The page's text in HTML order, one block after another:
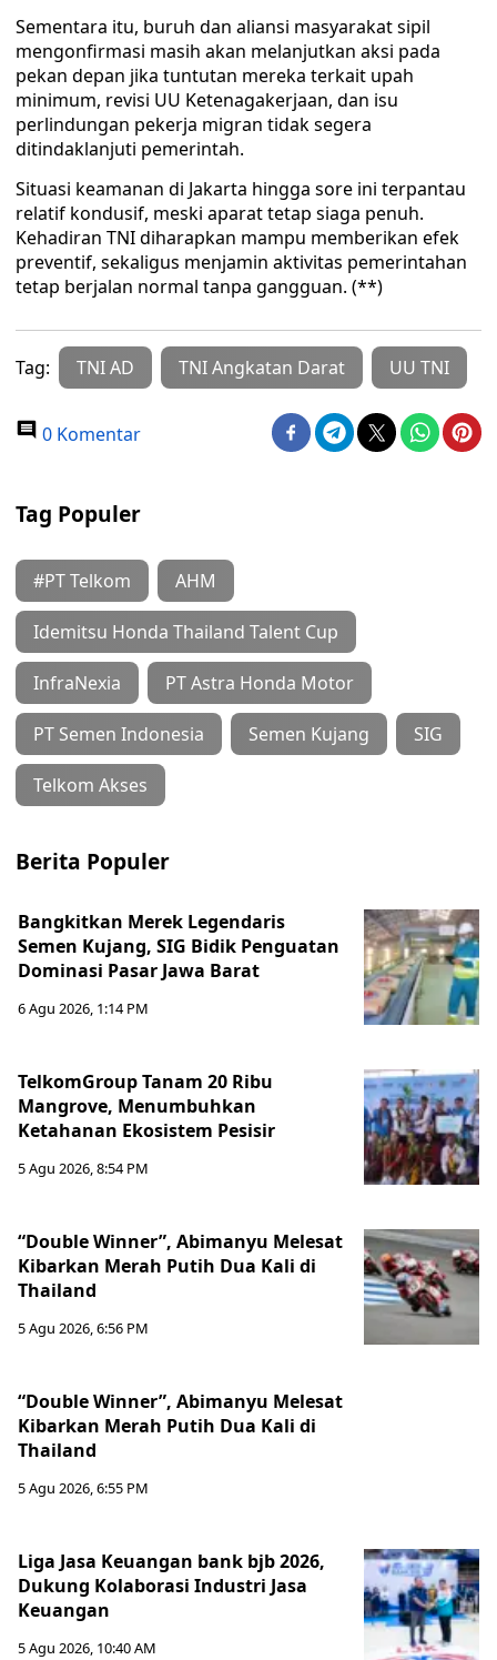
Sementara itu, buruh dan aliansi masyarakat sipil
mengonfirmasi masih akan melanjutkan aksi pada
pekan depan jika tuntutan mereka terkait upah
minimum, revisi UU Ketenagakerjaan, dan isu
perlindungan pekerja migran tidak segera
ditindaklanjuti pemerintah.
Situasi keamanan di Jakarta hingga sore ini terpantau
relatif kondusif, meski aparat tetap siaga penuh.
Kehadiran TNI diharapkan mampu memberikan efek
preventif, sekaligus menjamin aktivitas pemerintahan
tetap berjalan normal tanpa gangguan. (**)
Tag: TNI AD TNI Angkatan Darat UU TNI
0 Komentar
Tag Populer
#PT Telkom AHM
Idemitsu Honda Thailand Talent Cup
InfraNexia PT Astra Honda Motor
PT Semen Indonesia Semen Kujang SIG
Telkom Akses
Berita Populer
Bangkitkan Merek Legendaris
Semen Kujang, SIG Bidik Penguatan
Dominasi Pasar Jawa Barat
6 Agu 2026, 1:14 PM
TelkomGroup Tanam 20 Ribu
Mangrove, Menumbuhkan
Ketahanan Ekosistem Pesisir
5 Agu 2026, 8:54 PM
“Double Winner”, Abimanyu Melesat
Kibarkan Merah Putih Dua Kali di
Thailand
5 Agu 2026, 6:56 PM
“Double Winner”, Abimanyu Melesat
Kibarkan Merah Putih Dua Kali di
Thailand
5 Agu 2026, 6:55 PM
Liga Jasa Keuangan bank bjb 2026,
Dukung Kolaborasi Industri Jasa
Keuangan
5 Agu 2026, 10:40 AM